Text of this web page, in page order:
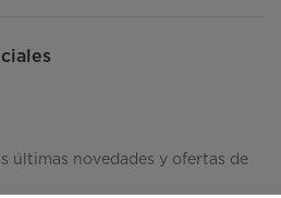
últimas novedades y ofertas de